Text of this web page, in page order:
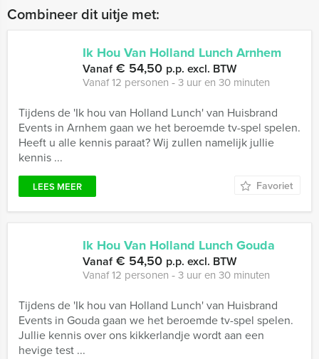
Combineer dit uitje met:
Ik Hou Van Holland Lunch Arnhem
Vanaf€ 54,50 p.p. excl. BTW
Vanaf 12 personen ‐ 3 uur en 30 minuten
Tijdens de 'Ik hou van Holland Lunch' van Huisbrand
Events in Arnhem gaan we het beroemde tv-spel spelen.
Heeft u alle kennis paraat? Wij zullen namelijk jullie
kennis ...
LEES MEER Favoriet
Ik Hou Van Holland Lunch Gouda
Vanaf€ 54,50 p.p. excl. BTW
Vanaf 12 personen ‐ 3 uur en 30 minuten
Tijdens de 'Ik hou van Holland Lunch' van Huisbrand
Events in Gouda gaan we het beroemde tv-spel spelen.
Jullie kennis over ons kikkerlandje wordt aan een
hevige test ...